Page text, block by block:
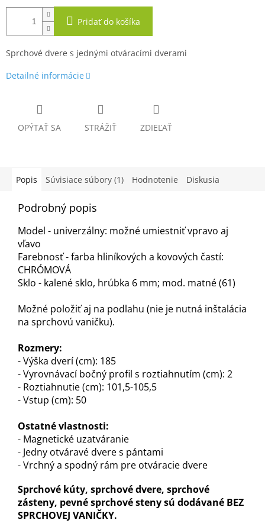
Pridať do košíka
Sprchové dvere s jednými otváracími dverami
Detailné informácie
OPÝTAŤ SA STRÁŽIŤ ZDIEĽAŤ
Popis Súvisiace súbory (1) Hodnotenie Diskusia
Podrobný popis
Model - univerzálny: možné umiestniť vpravo aj
vľavo
Farebnosť - farba hliníkových a kovových častí:
CHRÓMOVÁ
Sklo - kalené sklo, hrúbka 6 mm; mod. matné (61)
Možné položiť aj na podlahu (nie je nutná inštalácia
na sprchovú vaničku).
Rozmery:
- Výška dverí (cm): 185
- Vyrovnávací bočný profil s roztiahnutím (cm): 2
- Roztiahnutie (cm): 101,5-105,5
- Vstup (cm): 50
Ostatné vlastnosti:
- Magnetické uzatváranie
- Jedny otváravé dvere s pántami
- Vrchný a spodný rám pre otváracie dvere
Sprchové kúty, sprchové dvere, sprchové
zásteny, pevné sprchové steny sú dodávané BEZ
SPRCHOVEJ VANIČKY.